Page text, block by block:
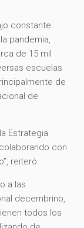
constante
pandemia,
de 15 mil
escuelas
de
de
Estrategia
con
reiteró.
a las
decembrino,
todos los